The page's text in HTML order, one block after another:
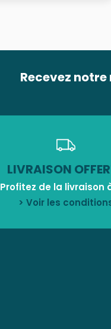
Recevez
LIVRAISON
Profitez de la livraison
> Voir les